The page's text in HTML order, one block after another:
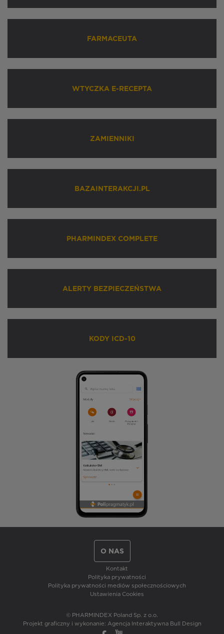
FARMACEUTA
WTYCZKA E-RECEPTA
ZAMIENNIKI
BAZAINTERAKCJI.PL
PHARMINDEX COMPLETE
ALERTY BEZPIECZEŃSTWA
KODY ICD-10
O NAS
Kontakt
Polityka prywatności
Polityka prywatności mediów społecznościowych
Ustawienia Cookies
© PHARMINDEX Poland Sp. z o.o.
Projekt graficzny i wykonanie: Agencja Interaktywna Bull Design